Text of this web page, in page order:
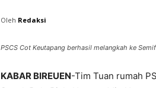
Oleh Redaksi
PSCS Cot Keutapang berhasil melangkah ke
KABAR BIREUEN-Tim Tuan rumah